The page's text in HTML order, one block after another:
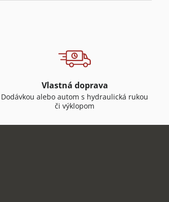
Vlastná doprava
Dodávkou alebo autom s hydraulická rukou
či výklopom